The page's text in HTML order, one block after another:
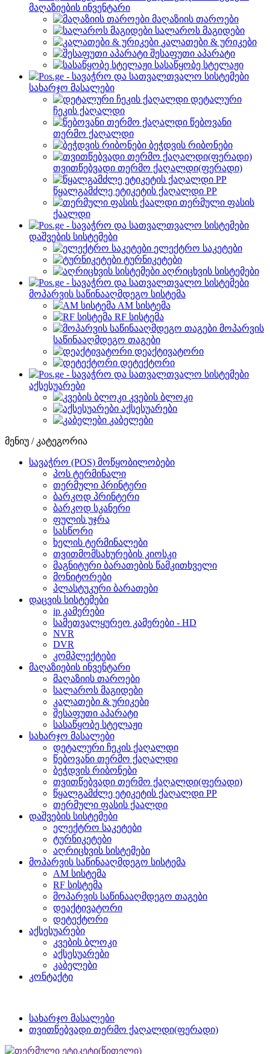
მაღაზიების ინვენტარი
მაღაზიის თაროები
სალაროს მაგიდები
კალათები & ურიკები
შესაფუთი აპარატი
სასაწყობე სტელაჟი
სახარჯო მასალები
დეტალური
ჩეკის ქაღალდი
წებოვანი
თერმო ქაღალდი
ბეჭდვის რიბონები
თვითწებვადი თერმო ქაღალდი(ფერადი)
წყალგამძლე ეტიკეტის ქაღალდი PP
თერმული ფასის
ქაალდი
დაშვების სისტემები
ელექტრო საკეტები
ტურნიკეტები
აღრიცხვის სისტემები
მოპარვის საწინააღმდეგო სისტემა
AM სისტემა
RF სისტემა
მოპარვის
საწინააღმდეგო თაგები
დეაქტივატორი
დეტექტორი
აქსესუარები
კვების ბლოკი
აქსესუარები
კაბელები
მენიუ / კატეგორია
სავაჭრო (POS) მოწყობილობები
პოს ტერმინალი
თერმული პრინტერი
ბარკოდ პრინტერი
ბარკოდ სკანერი
ფულის უჯრა
სასწორი
ხელის ტერმინალები
თვითმომსახურების კიოსკი
მაგნიტური ბარათების წამკითხველი
მონიტორები
პლასტუკური ბარათები
დაცვის სისტემები
ip კამერები
სამეთვალყურეო კამერები - HD
NVR
DVR
კომპლექტები
მაღაზიების ინვენტარი
მაღაზიის თაროები
სალაროს მაგიდები
კალათები & ურიკები
შესაფუთი აპარატი
სასაწყობე სტელაჟი
სახარჯო მასალები
დეტალური ჩეკის ქაღალდი
წებოვანი თერმო ქაღალდი
ბეჭდვის რიბონები
თვითწებვადი თერმო ქაღალდი(ფერადი)
წყალგამძლე ეტიკეტის ქაღალდი PP
თერმული ფასის ქაალდი
დაშვების სისტემები
ელექტრო საკეტები
ტურნიკეტები
აღრიცხვის სისტემები
მოპარვის საწინააღმდეგო სისტემა
AM სისტემა
RF სისტემა
მოპარვის საწინააღმდეგო თაგები
დეაქტივატორი
დეტექტორი
აქსესუარები
კვების ბლოკი
აქსესუარები
კაბელები
კონტაქტი
სახარჯო მასალები
თვითწებვადი თერმო ქაღალდი(ფერადი)